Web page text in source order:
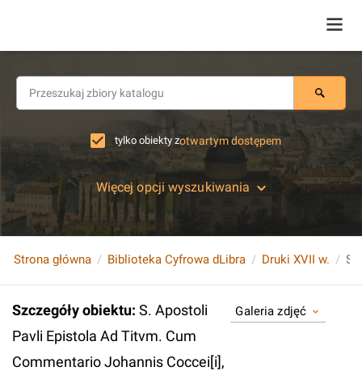
tylko obiekty zotwartym dostępem
Więcej opcji wyszukiwania
Strona główna Biblioteka Cyfrowa dLibra Druki XVII w.
Szczegóły obiektu: S. Apostoli
Pavli Epistola Ad Titvm. Cum
Commentario Johannis Coccei[i],
Galeria zdjęć